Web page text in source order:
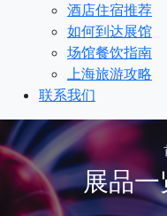
酒店住宿推荐
如何到达展馆
场馆餐饮指南
上海旅游攻略
联系我们
展品一